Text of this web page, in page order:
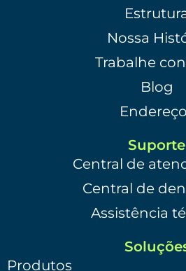
Nossa
Trabalhe
Blog
Suporte
Central de
Central de
Assistência
Produtos